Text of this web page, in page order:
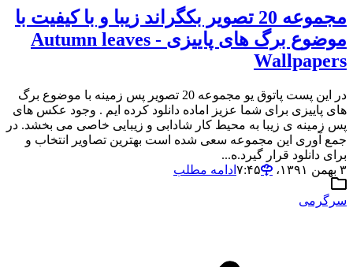
مجموعه 20 تصویر بکگراند زیبا و با کیفیت با
موضوع برگ های پاییزی - Autumn leaves
Wallpapers
در این پست پاتوق یو مجموعه 20 تصویر پس زمینه با موضوع برگ
های پاییزی برای شما عزیز اماده دانلود کرده ایم . وجود عکس هاى
پس زمینه ى زیبا به محیط کار شادابى و زیبایی خاصى مى بخشد. در
جمع آورى این مجموعه سعى شده است بهترین تصاویر انتخاب و
برای دانلود قرار گیرد.ه...
۳ بهمن ۱۳۹۱،‏ ۷:۴۵
ادامه مطلب
سرگرمی